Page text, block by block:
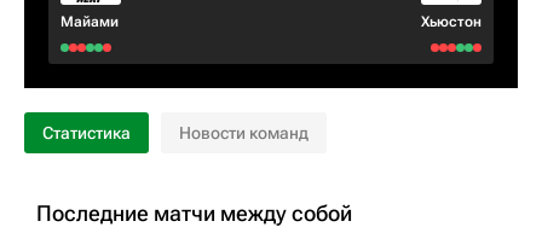
Майами Хьюстон
Статистика Новости команд
Последние матчи между собой